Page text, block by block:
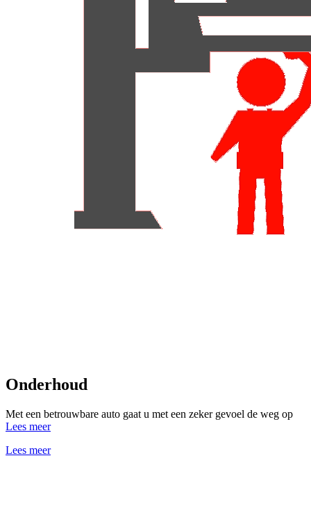
Onderhoud
Met een betrouwbare auto gaat u met een zeker gevoel de weg op
Lees meer
Lees meer